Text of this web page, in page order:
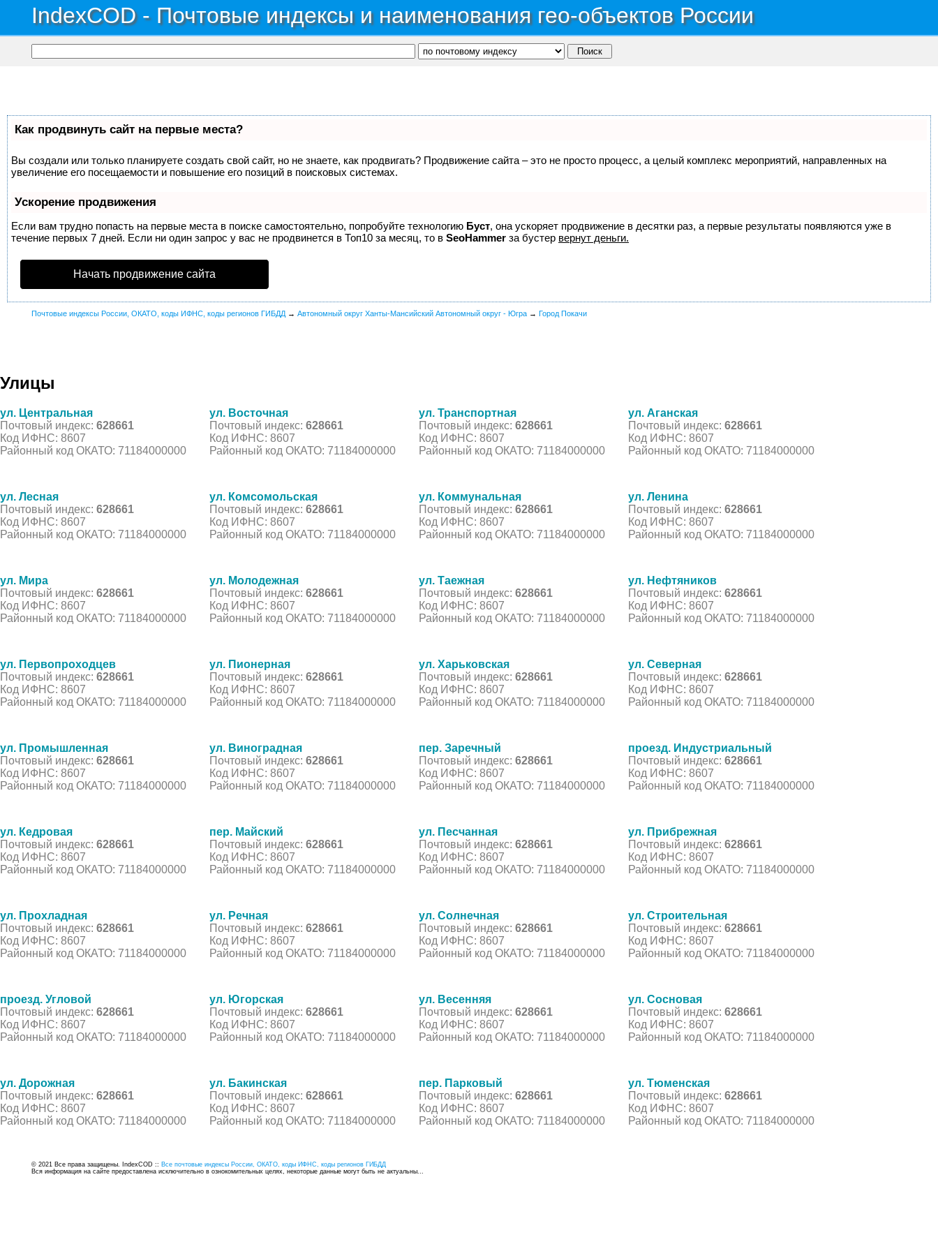
IndexCOD - Почтовые индексы и наименования гео-объектов России
Как продвинуть сайт на первые места?
Вы создали или только планируете создать свой сайт, но не знаете, как продвигать? Продвижение сайта – это не просто процесс, а целый комплекс мероприятий, направленных на
увеличение его посещаемости и повышение его позиций в поисковых системах.
Ускорение продвижения
Если вам трудно попасть на первые места в поиске самостоятельно, попробуйте технологию Буст, она ускоряет продвижение в десятки раз, а первые результаты появляются уже в
течение первых 7 дней. Если ни один запрос у вас не продвинется в Топ10 за месяц, то в SeoHammer за бустер вернут деньги.
Начать продвижение сайта
Почтовые индексы России, ОКАТО, коды ИФНС, коды регионов ГИБДД → Автономный округ Ханты-Мансийский Автономный округ - Югра → Город Покачи
Улицы
ул. Центральная
Почтовый индекс: 628661
Код ИФНС: 8607
Районный код ОКАТО: 71184000000
ул. Восточная
Почтовый индекс: 628661
Код ИФНС: 8607
Районный код ОКАТО: 71184000000
ул. Транспортная
Почтовый индекс: 628661
Код ИФНС: 8607
Районный код ОКАТО: 71184000000
ул. Аганская
Почтовый индекс: 628661
Код ИФНС: 8607
Районный код ОКАТО: 71184000000
ул. Лесная
Почтовый индекс: 628661
Код ИФНС: 8607
Районный код ОКАТО: 71184000000
ул. Комсомольская
Почтовый индекс: 628661
Код ИФНС: 8607
Районный код ОКАТО: 71184000000
ул. Коммунальная
Почтовый индекс: 628661
Код ИФНС: 8607
Районный код ОКАТО: 71184000000
ул. Ленина
Почтовый индекс: 628661
Код ИФНС: 8607
Районный код ОКАТО: 71184000000
ул. Мира
Почтовый индекс: 628661
Код ИФНС: 8607
Районный код ОКАТО: 71184000000
ул. Молодежная
Почтовый индекс: 628661
Код ИФНС: 8607
Районный код ОКАТО: 71184000000
ул. Таежная
Почтовый индекс: 628661
Код ИФНС: 8607
Районный код ОКАТО: 71184000000
ул. Нефтяников
Почтовый индекс: 628661
Код ИФНС: 8607
Районный код ОКАТО: 71184000000
ул. Первопроходцев
Почтовый индекс: 628661
Код ИФНС: 8607
Районный код ОКАТО: 71184000000
ул. Пионерная
Почтовый индекс: 628661
Код ИФНС: 8607
Районный код ОКАТО: 71184000000
ул. Харьковская
Почтовый индекс: 628661
Код ИФНС: 8607
Районный код ОКАТО: 71184000000
ул. Северная
Почтовый индекс: 628661
Код ИФНС: 8607
Районный код ОКАТО: 71184000000
ул. Промышленная
Почтовый индекс: 628661
Код ИФНС: 8607
Районный код ОКАТО: 71184000000
ул. Виноградная
Почтовый индекс: 628661
Код ИФНС: 8607
Районный код ОКАТО: 71184000000
пер. Заречный
Почтовый индекс: 628661
Код ИФНС: 8607
Районный код ОКАТО: 71184000000
проезд. Индустриальный
Почтовый индекс: 628661
Код ИФНС: 8607
Районный код ОКАТО: 71184000000
ул. Кедровая
Почтовый индекс: 628661
Код ИФНС: 8607
Районный код ОКАТО: 71184000000
пер. Майский
Почтовый индекс: 628661
Код ИФНС: 8607
Районный код ОКАТО: 71184000000
ул. Песчанная
Почтовый индекс: 628661
Код ИФНС: 8607
Районный код ОКАТО: 71184000000
ул. Прибрежная
Почтовый индекс: 628661
Код ИФНС: 8607
Районный код ОКАТО: 71184000000
ул. Прохладная
Почтовый индекс: 628661
Код ИФНС: 8607
Районный код ОКАТО: 71184000000
ул. Речная
Почтовый индекс: 628661
Код ИФНС: 8607
Районный код ОКАТО: 71184000000
ул. Солнечная
Почтовый индекс: 628661
Код ИФНС: 8607
Районный код ОКАТО: 71184000000
ул. Строительная
Почтовый индекс: 628661
Код ИФНС: 8607
Районный код ОКАТО: 71184000000
проезд. Угловой
Почтовый индекс: 628661
Код ИФНС: 8607
Районный код ОКАТО: 71184000000
ул. Югорская
Почтовый индекс: 628661
Код ИФНС: 8607
Районный код ОКАТО: 71184000000
ул. Весенняя
Почтовый индекс: 628661
Код ИФНС: 8607
Районный код ОКАТО: 71184000000
ул. Сосновая
Почтовый индекс: 628661
Код ИФНС: 8607
Районный код ОКАТО: 71184000000
ул. Дорожная
Почтовый индекс: 628661
Код ИФНС: 8607
Районный код ОКАТО: 71184000000
ул. Бакинская
Почтовый индекс: 628661
Код ИФНС: 8607
Районный код ОКАТО: 71184000000
пер. Парковый
Почтовый индекс: 628661
Код ИФНС: 8607
Районный код ОКАТО: 71184000000
ул. Тюменская
Почтовый индекс: 628661
Код ИФНС: 8607
Районный код ОКАТО: 71184000000
© 2021 Все права защищены. IndexCOD :: Все почтовые индексы России, ОКАТО, коды ИФНС, коды регионов ГИБДД
Вся информация на сайте предоставлена исключительно в ознокомительных целях, некоторые данные могут быть не актуальны...